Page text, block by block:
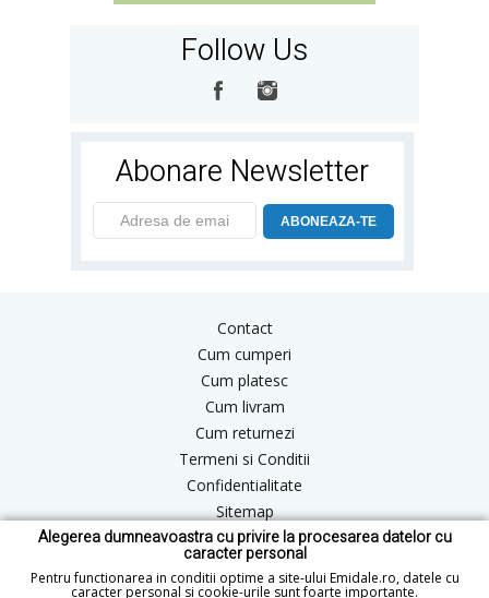
Alegerea dumneavoastra cu privire la procesarea datelor cu
caracter personal
Pentru functionarea in conditii optime a site-ului Emidale.ro, datele cu
caracter personal si cookie-urile sunt foarte importante.
Follow Us
Abonare Newsletter
ABONEAZA-TE
Contact
Cum cumperi
Cum platesc
Cum livram
Cum returnezi
Termeni si Conditii
Confidentialitate
Sitemap
Blog
ANPC